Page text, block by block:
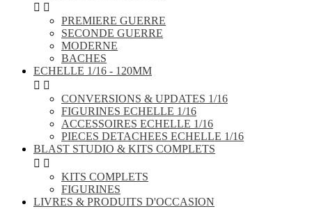
 
PREMIERE GUERRE
SECONDE GUERRE
MODERNE
BACHES
ECHELLE 1/16 - 120MM
 
CONVERSIONS & UPDATES 1/16
FIGURINES ECHELLE 1/16
ACCESSOIRES ECHELLE 1/16
PIECES DETACHEES ECHELLE 1/16
BLAST STUDIO & KITS COMPLETS
 
KITS COMPLETS
FIGURINES
LIVRES & PRODUITS D'OCCASION